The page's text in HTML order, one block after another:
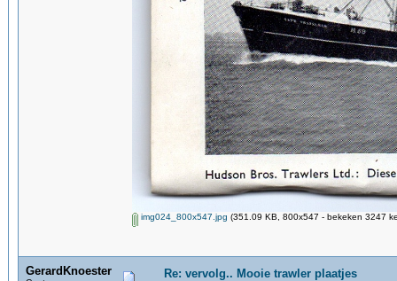
img024_800x547.jpg (351.09 KB, 800x547 - bekeken 3247
GerardKnoester Re: vervolg.. Mooie trawler plaatjes